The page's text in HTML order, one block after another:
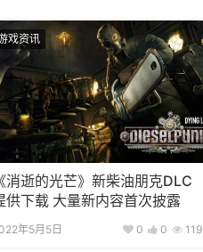
戏资讯
《消逝的光芒》新柴油朋克DLC
供下载 大量新内容首次披露
年5月5日 0 0 119